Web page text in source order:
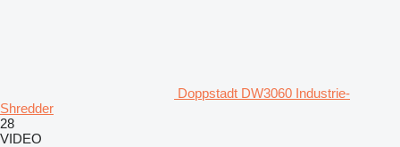
Doppstadt DW3060 Industrie-
Shredder
28
VIDEO